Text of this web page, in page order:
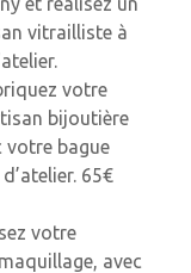
vitrailliste à
votre
bijoutière
votre bague
65€
votre
avec